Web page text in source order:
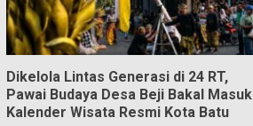
Dikelola Lintas Generasi di 24 RT,
Pawai Budaya Desa Beji Bakal Masuk
Kalender Wisata Resmi Kota Batu